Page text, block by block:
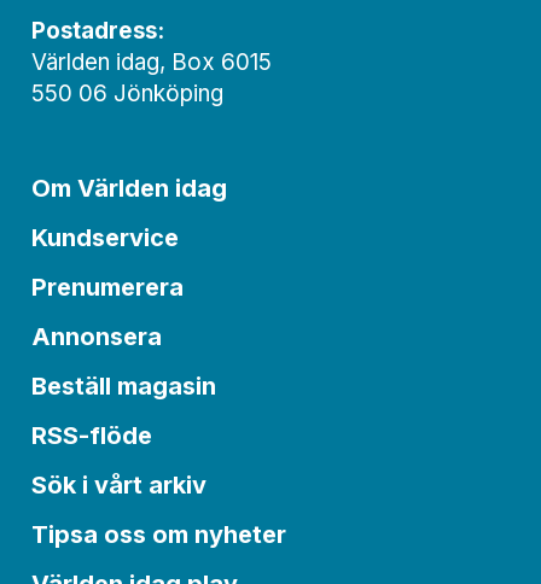
Postadress:
Världen idag, Box 6015
550 06 Jönköping
Om Världen idag
Kundservice
Prenumerera
Annonsera
Beställ magasin
RSS-flöde
Sök i vårt arkiv
Tipsa oss om nyheter